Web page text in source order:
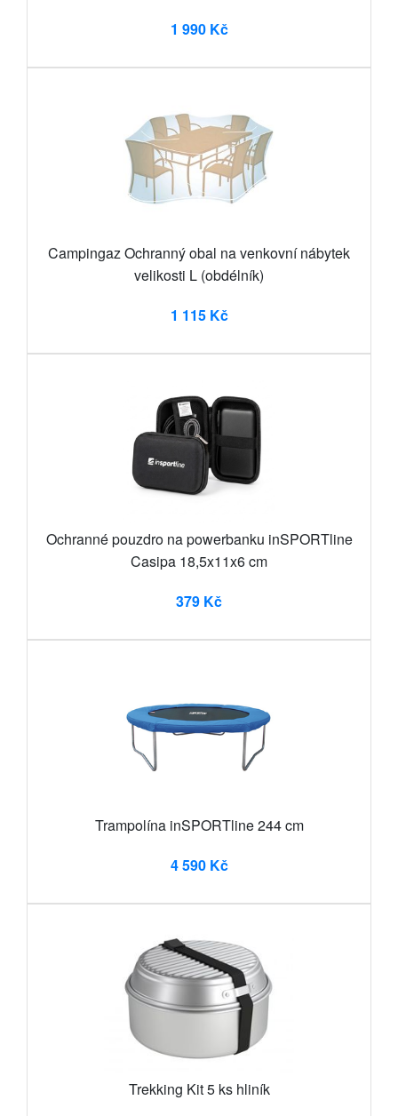
1 990 Kč
Campingaz Ochranný obal na venkovní nábytek
velikosti L (obdélník)
1 115 Kč
Ochranné pouzdro na powerbanku inSPORTline
Casipa 18,5x11x6 cm
379 Kč
Trampolína inSPORTline 244 cm
4 590 Kč
Trekking Kit 5 ks hliník